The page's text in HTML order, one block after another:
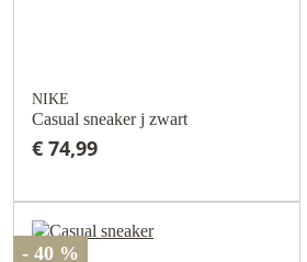
NIKE
Casual sneaker j zwart
€ 74,99
- 40 %